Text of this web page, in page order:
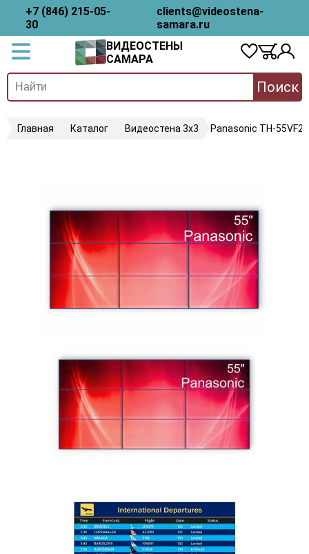
+7 (846) 215-05-
30
clients@videostena-
samara.ru
ВИДЕОСТЕНЫ
САМАРА
Поиск
Главная Каталог Видеостена 3х3 Panasonic TH-